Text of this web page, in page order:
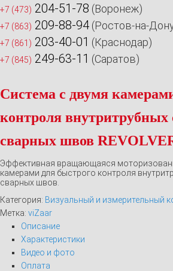
+7 (473) 204-51-78 (Воронеж)
+7 (863) 209-88-94 (Ростов-на-
+7 (861) 203-40-01 (Краснодар)
+7 (845) 249-63-11 (Саратов)
Система с двумя
контроля внутритрубных
сварных швов
Эффективная вращающаяся
камерами для быстрого контроля
сварных швов.
Категория: Визуальный и измерительный
Метка: viZaar
Описание
Характеристики
Видео и фото
Оплата